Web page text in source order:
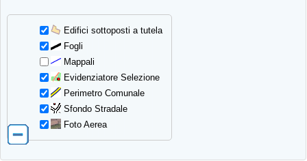
Edifici sottoposti a tutela
Fogli
Mappali
Evidenziatore Selezione
Perimetro Comunale
Sfondo Stradale
Foto Aerea